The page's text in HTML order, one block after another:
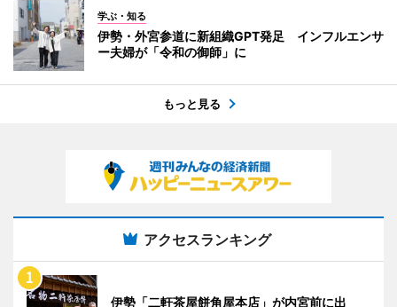
学ぶ・知る
伊勢・外宮参道に新組織GPT発足 インフルエンサ
ー夫婦が「令和の御師」に
もっと見る
アクセスランキング
伊勢「二軒茶屋餅角屋本店」が内宮前に出